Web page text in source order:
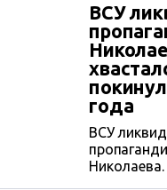
ВСУ
года
ВСУ